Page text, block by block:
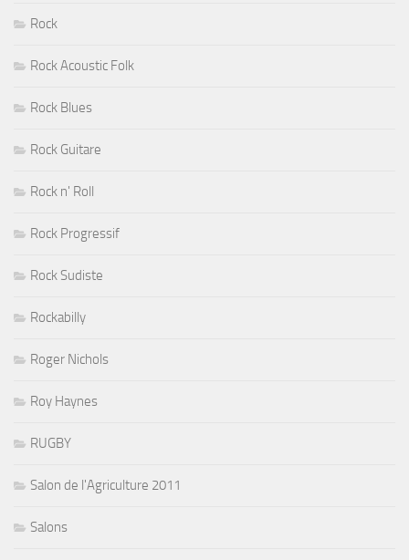
Rock
Rock Acoustic Folk
Rock Blues
Rock Guitare
Rock n' Roll
Rock Progressif
Rock Sudiste
Rockabilly
Roger Nichols
Roy Haynes
RUGBY
Salon de l'Agriculture 2011
Salons